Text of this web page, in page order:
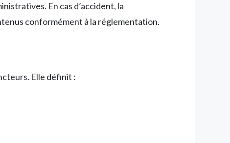
En cas d’accident, la
conformément à la réglementation.
Elle définit :